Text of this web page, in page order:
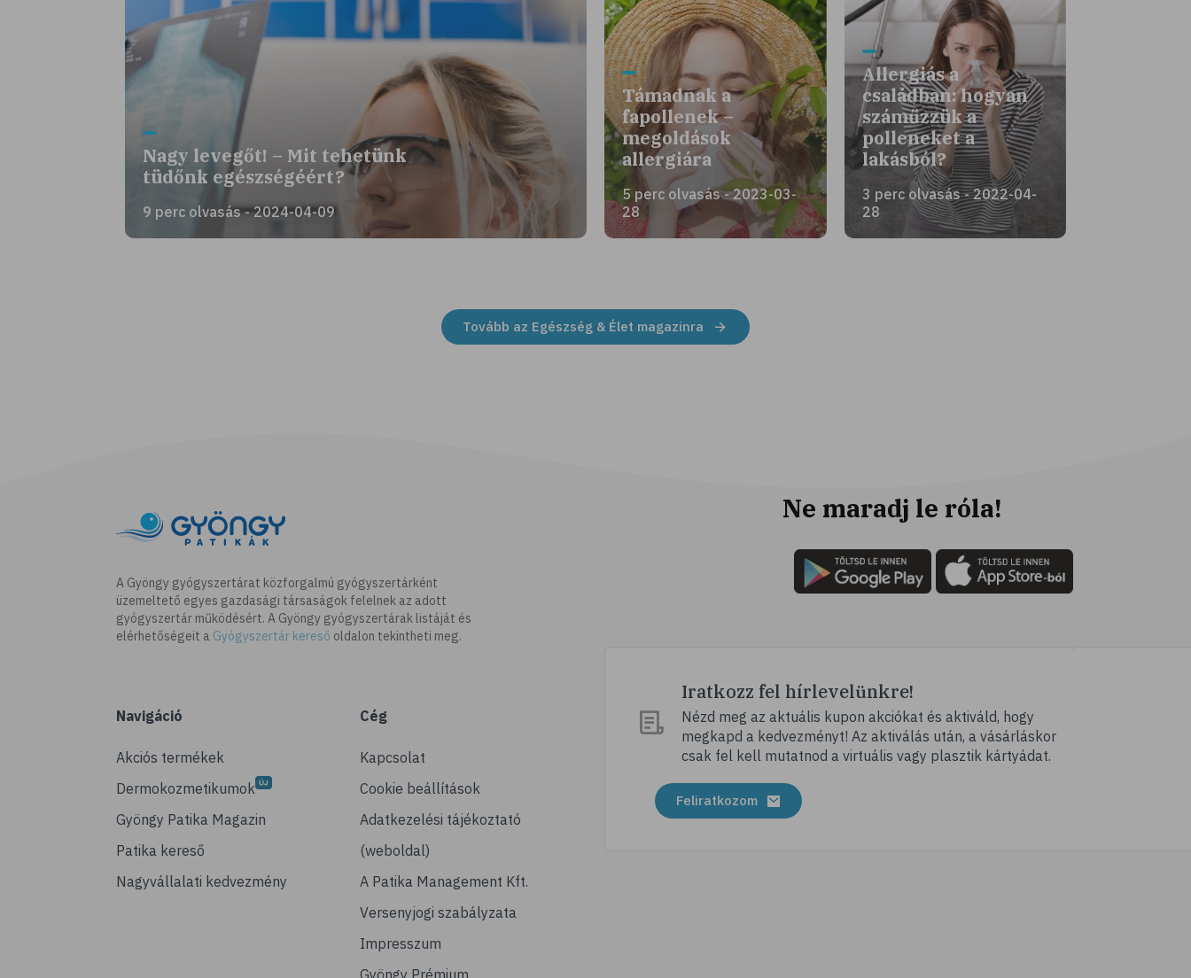
Nagy levegőt! – Mit tehetünk
tüdőnk egészségéért?
9 perc olvasás - 2024-04-09
Támadnak a
fapollenek –
megoldások
allergiára
5 perc olvasás - 2023-03-
28
Allergiás a
családban: hogyan
száműzzük a
polleneket a
lakásból?
3 perc olvasás - 2022-04-
28
Tovább az Egészség & Élet magazinra
A Gyöngy gyógyszertárat közforgalmú gyógyszertárként
üzemeltető egyes gazdasági társaságok felelnek az adott
gyógyszertár működésért. A Gyöngy gyógyszertárak listáját és
elérhetőségeit a Gyógyszertár kereső oldalon tekintheti meg.
Navigáció
Akciós termékek
Dermokozmetikumok
Gyöngy Patika Magazin
Patika kereső
Nagyvállalati kedvezmény
Cég
Kapcsolat
Cookie beállítások
Adatkezelési tájékoztató
(weboldal)
A Patika Management Kft.
Versenyjogi szabályzata
Impresszum
Gyöngy Prémium
Ne maradj le róla!
Iratkozz fel hírlevelünkre!
Nézd meg az aktuális kupon akciókat és aktiváld, hogy
megkapd a kedvezményt! Az aktiválás után, a vásárláskor
csak fel kell mutatnod a virtuális vagy plasztik kártyádat.
Feliratkozom